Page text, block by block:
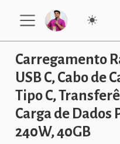
Carregamento
USB C, Cabo de
Tipo C,
Carga de Dados
240W, 40GB